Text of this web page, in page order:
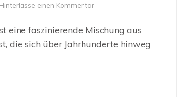
Hinterlasse einen Kommentarzu
der
Spanischen
Architektur:
Eine
eine faszinierende Mischung aus
die sich über Jahrhunderte hinweg